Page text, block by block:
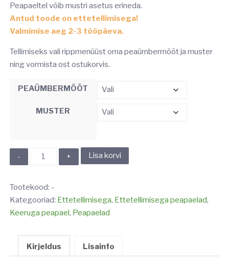
Peapaeltel võib mustri asetus erineda.
Antud toode on ettetellimisega!
Valmimise aeg 2-3 tööpäeva.
Tellimiseks vali rippmenüüst oma peaümbermõõt ja muster
ning vormista ost ostukorvis.
PEAÜMBERMÕÕT
MUSTER
KEERUGA
PEAPAEL
Lisa korvi
Tootekood: -
Kategooriad: Ettetellimisega, Ettetellimisega peapaelad,
Keeruga peapael, Peapaelad
Kirjeldus Lisainfo